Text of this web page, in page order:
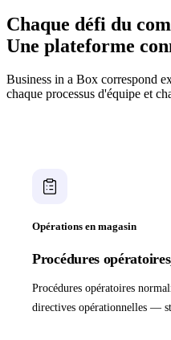
Chaque défi du
Une plateforme
Business in a Box correspond
chaque processus d'équipe et
Opérations en magasin
Procédures
Procédures opératoires
directives opérationnelles —